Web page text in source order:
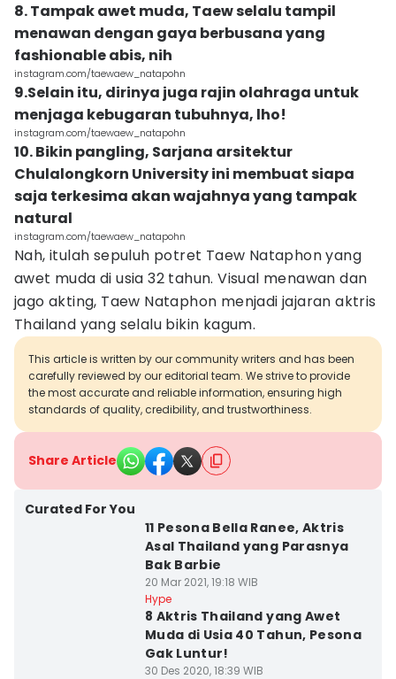
8. Tampak awet muda, Taew selalu tampil
menawan dengan gaya berbusana yang
fashionable abis, nih
instagram.com/taewaew_natapohn
9.Selain itu, dirinya juga rajin olahraga untuk
menjaga kebugaran tubuhnya, lho!
instagram.com/taewaew_natapohn
10. Bikin pangling, Sarjana arsitektur
Chulalongkorn University ini membuat siapa
saja terkesima akan wajahnya yang tampak
natural
instagram.com/taewaew_natapohn
Nah, itulah sepuluh potret Taew Nataphon yang
awet muda di usia 32 tahun. Visual menawan dan
jago akting, Taew Nataphon menjadi jajaran aktris
Thailand yang selalu bikin kagum.
This article is written by our community writers and has been
carefully reviewed by our editorial team. We strive to provide
the most accurate and reliable information, ensuring high
standards of quality, credibility, and trustworthiness.
Share Article
Curated For You
11 Pesona Bella Ranee, Aktris
Asal Thailand yang Parasnya
Bak Barbie
20 Mar 2021, 19:18 WIB
Hype
8 Aktris Thailand yang Awet
Muda di Usia 40 Tahun, Pesona
Gak Luntur!
30 Des 2020, 18:39 WIB